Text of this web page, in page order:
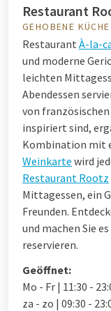
Restaurant
GEHOBENE KÜCHE
Restaurant À-la-
und moderne
leichten
Abendessen
von
inspiriert sind,
Kombination mit
Weinkarte wird
Restaurant Rootz
Mittagessen, ein
Freunden.
und machen Sie
reservieren.
Geöffnet:
Mo - Fr | 11:30 -
za - zo | 09:30 -